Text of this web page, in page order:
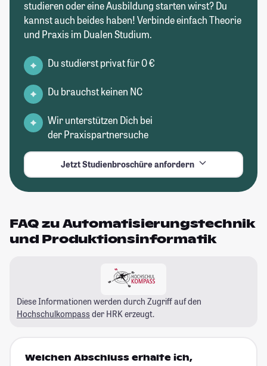
studieren oder eine Ausbildung starten wirst? Du
kannst auch beides haben! Verbinde einfach Theorie
und Praxis im Dualen Studium.
Du studierst privat für 0 €
Du brauchst keinen NC
Wir unterstützen Dich bei
der Praxispartnersuche
Jetzt Studienbroschüre anfordern
FAQ zu Automatisierungstechnik
und Produktionsinformatik
Diese Informationen werden durch Zugriff auf den
Hochschulkompass der HRK erzeugt.
Welchen Abschluss erhalte ich,